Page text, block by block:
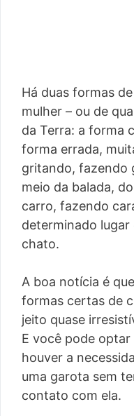
Há duas formas
mulher – ou de
da Terra: a forma
forma errada,
gritando, fazendo
meio da balada,
carro, fazendo
determinado
chato.
A boa notícia é
formas certas de
jeito quase
E você pode
houver a
uma garota sem
contato com ela.